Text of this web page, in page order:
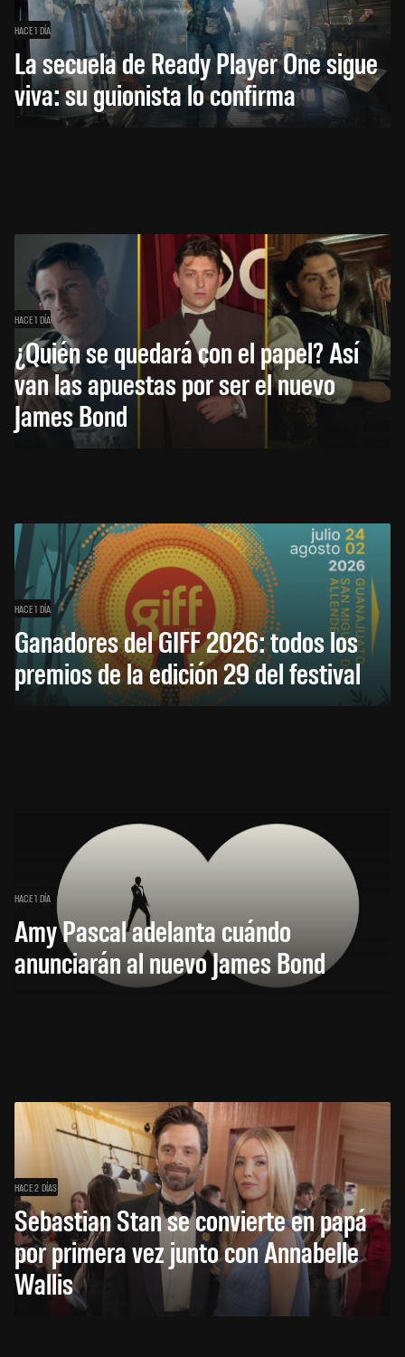
HACE 1 DÍA
La secuela de Ready Player One sigue
viva: su guionista lo confirma
HACE 1 DÍA
¿Quién se quedará con el papel? Así
van las apuestas por ser el nuevo
James Bond
HACE 1 DÍA
Ganadores del GIFF 2026: todos los
premios de la edición 29 del festival
HACE 1 DÍA
Amy Pascal adelanta cuándo
anunciarán al nuevo James Bond
HACE 2 DÍAS
Sebastian Stan se convierte en papá
por primera vez junto con Annabelle
Wallis